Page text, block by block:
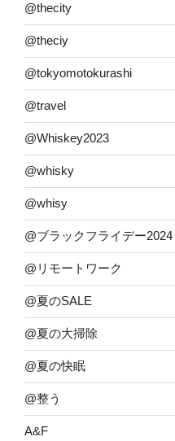
@thecity
@theciy
@tokyomotokurashi
@travel
@Whiskey2023
@whisky
@whisy
@ブラックフライデー2024
@リモートワーク
@夏のSALE
@夏の大掃除
@夏の快眠
@整う
A&F